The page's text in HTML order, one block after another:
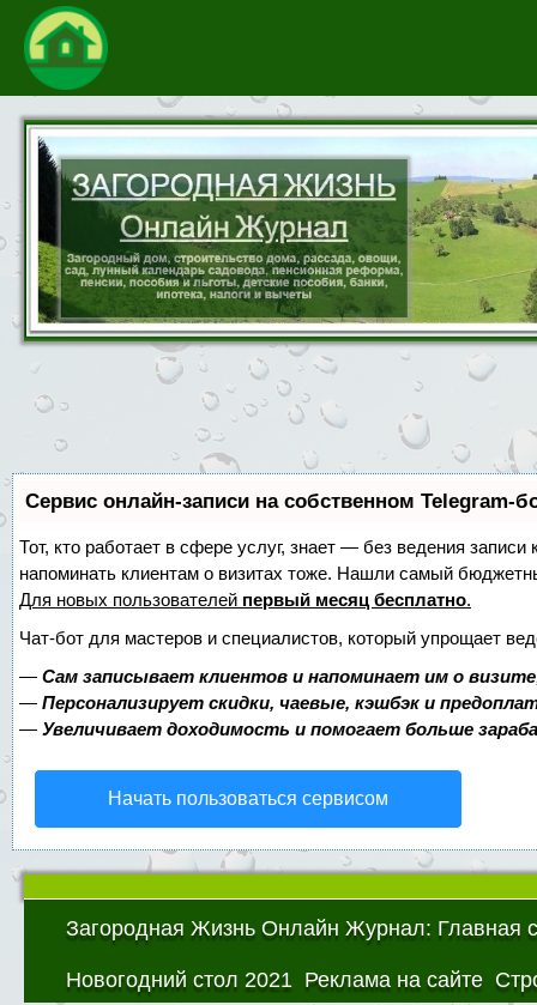
Сервис онлайн-записи на собственном Telegram-
Тот, кто работает в сфере услуг, знает — без ведения
напоминать клиентам о визитах тоже. Нашли самый
Для новых пользователей первый месяц бесплатно.
Чат-бот для мастеров и специалистов, который упрощает
— Сам записывает клиентов и напоминает им о
— Персонализирует скидки, чаевые, кэшбэк и
— Увеличивает доходимость и помогает больше
Начать пользоваться сервисом
Загородная Жизнь Онлайн Журнал: Главная
Новогодний стол 2021 Реклама на сайте